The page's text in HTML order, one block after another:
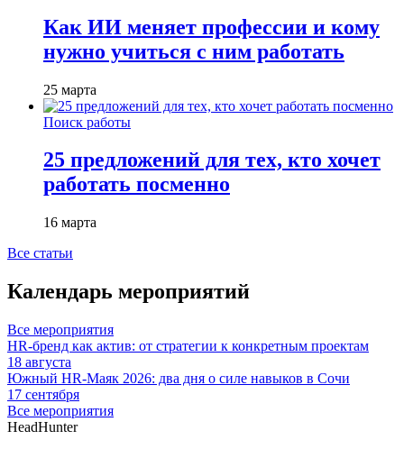
Как ИИ меняет профессии и кому
нужно учиться с ним работать
25 марта
Поиск работы
25 предложений для тех, кто хочет
работать посменно
16 марта
Все статьи
Календарь мероприятий
Все мероприятия
HR-бренд как актив: от стратегии к конкретным проектам
18 августа
Южный HR-Маяк 2026: два дня о силе навыков в Сочи
17 сентября
Все мероприятия
HeadHunter